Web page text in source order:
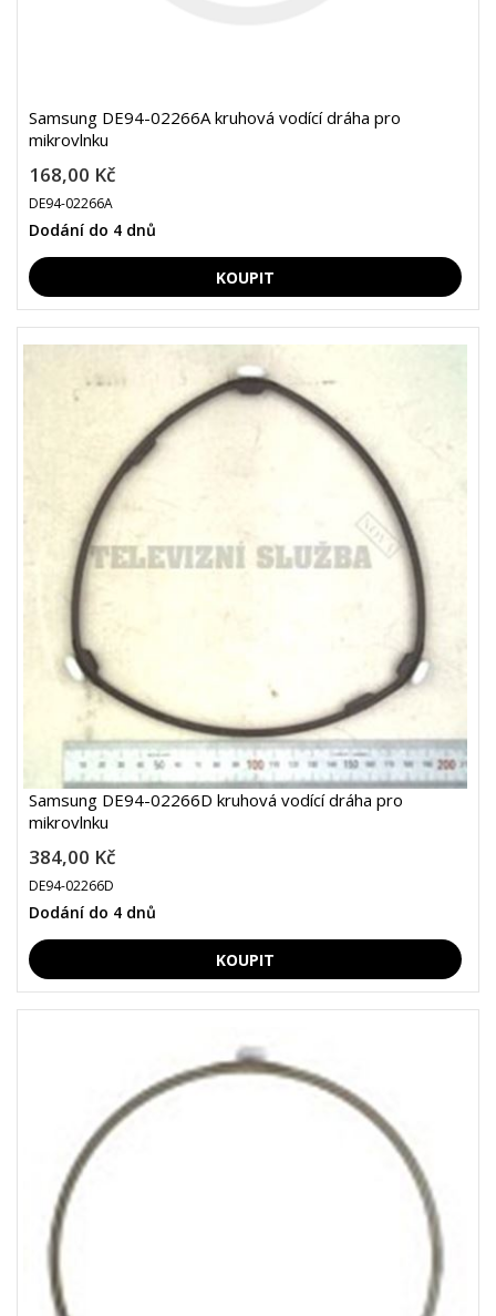
Samsung DE94-02266A kruhová vodící dráha pro
mikrovlnku
168,00 Kč
DE94-02266A
Dodání do 4 dnů
Samsung DE94-02266D kruhová vodící dráha pro
mikrovlnku
384,00 Kč
DE94-02266D
Dodání do 4 dnů